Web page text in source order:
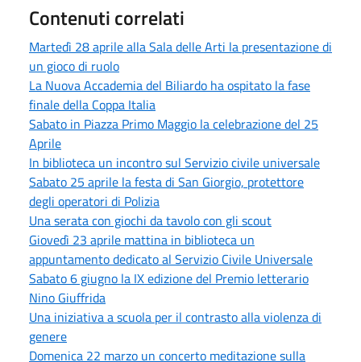
Contenuti correlati
Martedì 28 aprile alla Sala delle Arti la presentazione di
un gioco di ruolo
La Nuova Accademia del Biliardo ha ospitato la fase
finale della Coppa Italia
Sabato in Piazza Primo Maggio la celebrazione del 25
Aprile
In biblioteca un incontro sul Servizio civile universale
Sabato 25 aprile la festa di San Giorgio, protettore
degli operatori di Polizia
Una serata con giochi da tavolo con gli scout
Giovedì 23 aprile mattina in biblioteca un
appuntamento dedicato al Servizio Civile Universale
Sabato 6 giugno la IX edizione del Premio letterario
Nino Giuffrida
Una iniziativa a scuola per il contrasto alla violenza di
genere
Domenica 22 marzo un concerto meditazione sulla